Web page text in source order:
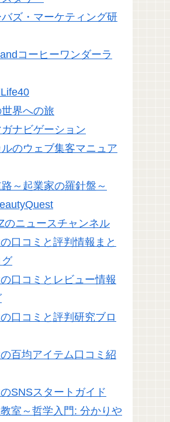
ズ・マーケティング研
コーヒーワンダーラ
界への旅
ナビゲーション
ルのウェブ集客マニュア
～起業家の羅針盤～
のニュースチャンネル
口コミと評判情報まと
口コミとレビュー情報
口コミと評判研究ブロ
百均アイテム口コミ紹
SNSスタートガイド
室～哲学入門: 分かりや